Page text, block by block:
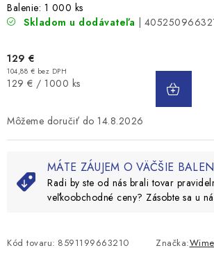
Balenie: 1 000 ks
Skladom u dodávateľa
|
129 €
104,88 € bez DPH
Jednotková
129 € / 1000 ks
14.8.2026
MÁTE ZÁUJEM O VÄČŠIE
Radi by ste od nás brali tovar
veľkoobchodné ceny? Zásobte sa u
Kód tovaru: 8591199663210 Značka: